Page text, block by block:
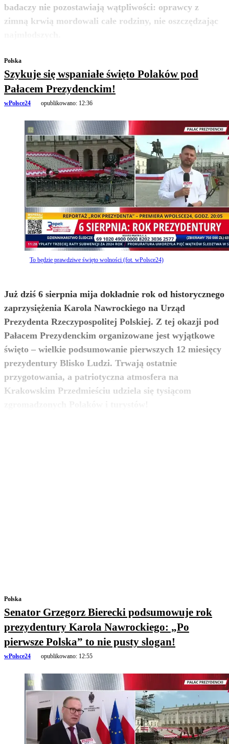
badaczy nie pozostawiają wątpliwości: oprawcy z
zimną krwią mordowali całe rodziny, nie oszczędzając
zobacz więcej
Polska
Szykuje się wspaniałe święto Polaków pod
Pałacem Prezydenckim!
wPolsce24 opublikowano: 12:36
To będzie prawdziwe święto wolności (fot. wPolsce24)
Już dziś 6 sierpnia mija dokładnie rok od historycznego
zaprzysiężenia Karola Nawrockiego na Urząd
Prezydenta Rzeczypospolitej Polskiej. Z tej okazji pod
Pałacem Prezydenckim organizowane jest wyjątkowe
święto – wielkie podsumowanie pierwszych 12 miesięcy
prezydentury Blisko Ludzi. Trwają ostatnie
przygotowania, a patriotyczna atmosfera na
Krakowskim Przedmieściu udziela się tysiącom
zobacz więcej
Polska
Senator Grzegorz Bierecki podsumowuje rok
prezydentury Karola Nawrockiego: „Po
pierwsze Polska” to nie pusty slogan!
wPolsce24 opublikowano: 12:55